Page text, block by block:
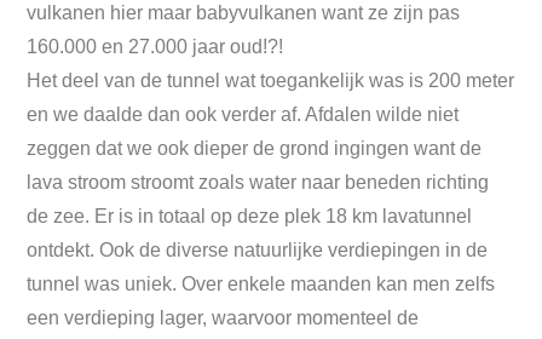
vulkanen hier maar babyvulkanen want ze zijn pas
160.000 en 27.000 jaar oud!?!
Het deel van de tunnel wat toegankelijk was is 200 meter
en we daalde dan ook verder af. Afdalen wilde niet
zeggen dat we ook dieper de grond ingingen want de
lava stroom stroomt zoals water naar beneden richting
de zee. Er is in totaal op deze plek 18 km lavatunnel
ontdekt. Ook de diverse natuurlijke verdiepingen in de
tunnel was uniek. Over enkele maanden kan men zelfs
een verdieping lager, waarvoor momenteel de